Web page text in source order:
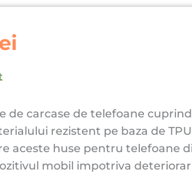
de carcase de telefoane
rezistent pe baza de
aceste huse pentru telefoane
mobil impotriva